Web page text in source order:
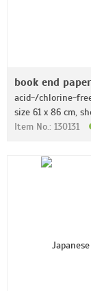
book end
acid-/chlorine-
size 61 x 86 cm,
Item No.: 130131